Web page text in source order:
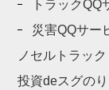
トラックQQ
災害QQサー
ノセルトラック
投資deスグのり